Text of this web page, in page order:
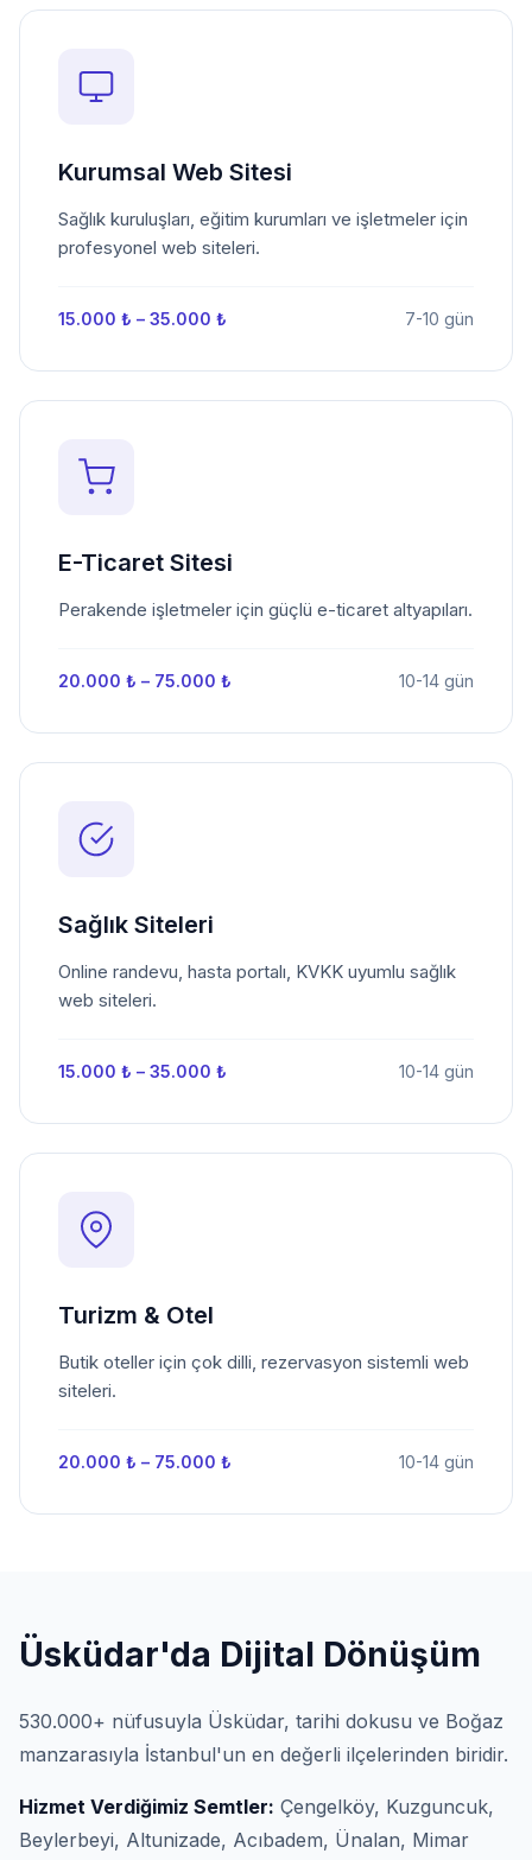
Kurumsal Web Sitesi
Sağlık kuruluşları, eğitim kurumları ve işletmeler için
profesyonel web siteleri.
15.000 ₺ – 35.000 ₺ 7-10 gün
E-Ticaret Sitesi
Perakende işletmeler için güçlü e-ticaret altyapıları.
20.000 ₺ – 75.000 ₺ 10-14 gün
Sağlık Siteleri
Online randevu, hasta portalı, KVKK uyumlu sağlık
web siteleri.
15.000 ₺ – 35.000 ₺ 10-14 gün
Turizm & Otel
Butik oteller için çok dilli, rezervasyon sistemli web
siteleri.
20.000 ₺ – 75.000 ₺ 10-14 gün
Üsküdar'da Dijital Dönüşüm
530.000+ nüfusuyla Üsküdar, tarihi dokusu ve Boğaz
manzarasıyla İstanbul'un en değerli ilçelerinden biridir.
Hizmet Verdiğimiz Semtler: Çengelköy, Kuzguncuk,
Beylerbeyi, Altunizade, Acıbadem, Ünalan, Mimar